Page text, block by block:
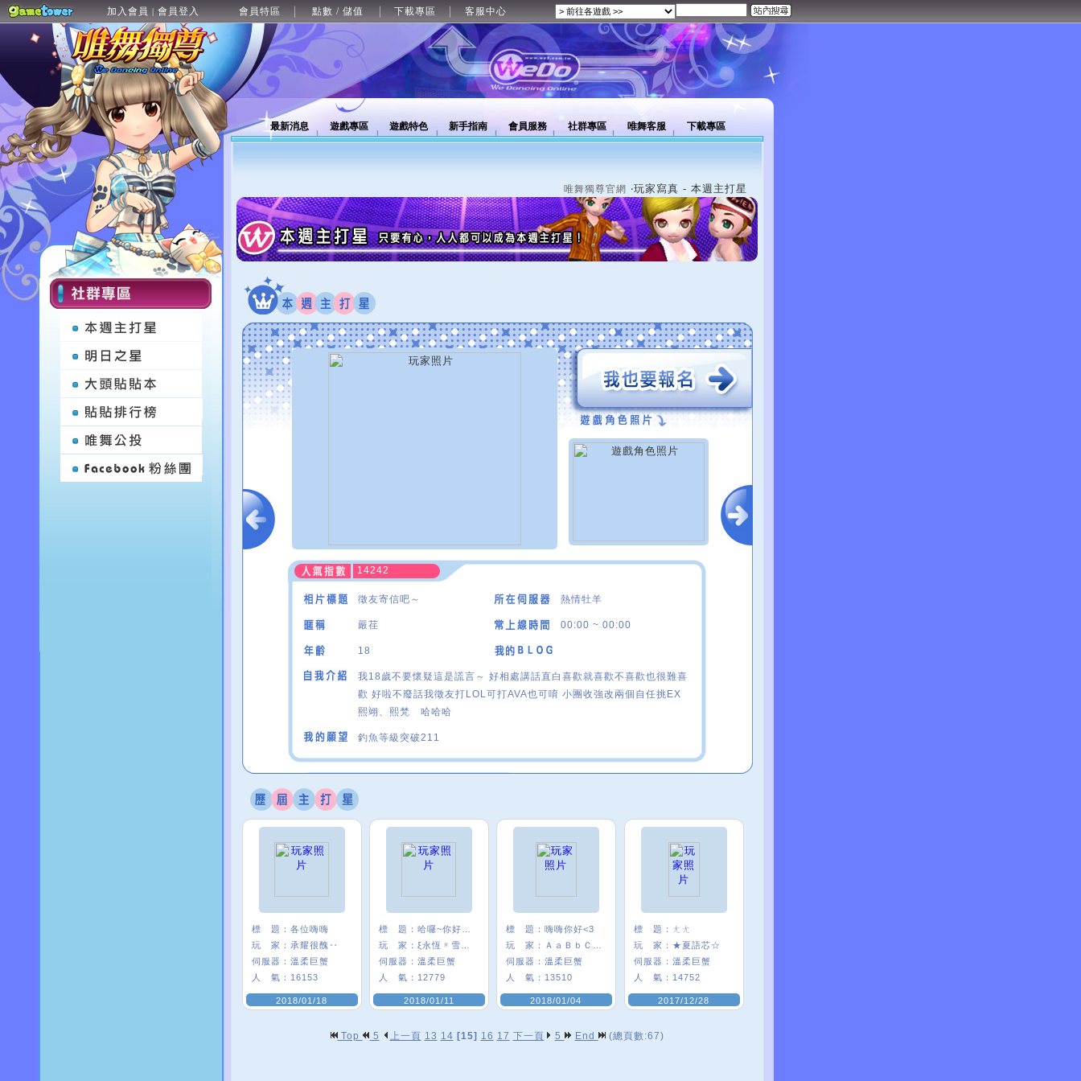
加入會員 | 會員登入 會員特區 點數 / 儲值 下載專區 客服中心
最新消息 遊戲專區 遊戲特色 新手指南 會員服務 社群專區 唯舞客服 下載專區
唯舞獨尊官網 ‧玩家寫真 - 本週主打星
14242
徵友寄信吧～ 熱情牡羊
嚴荏 00:00 ~ 00:00
18
我18歲不要懷疑這是謊言～ 好相處講話直白喜歡就喜歡不喜歡也很難喜
歡 好啦不廢話我徵友打LOL可打AVA也可唷 小團收強改兩個自任挑EX
熙翊、熙梵 哈哈哈
釣魚等級突破211
標 題： 各位嗨嗨
玩 家： 承耀很醜‥
伺服器： 溫柔巨蟹
人 氣： 16153
2018/01/18
標 題：
玩 家：
伺服器： 溫柔巨蟹
人 氣： 12779
2018/01/11
標 題： 嗨嗨你好<3
玩 家：
伺服器： 溫柔巨蟹
人 氣： 13510
2018/01/04
標 題： ㄤㄤ
玩 家： ★夏語芯☆
伺服器： 溫柔巨蟹
人 氣： 14752
2017/12/28
Top 5 上一頁 13 14 [15] 16 17 下一頁 5 End (總頁數:67)